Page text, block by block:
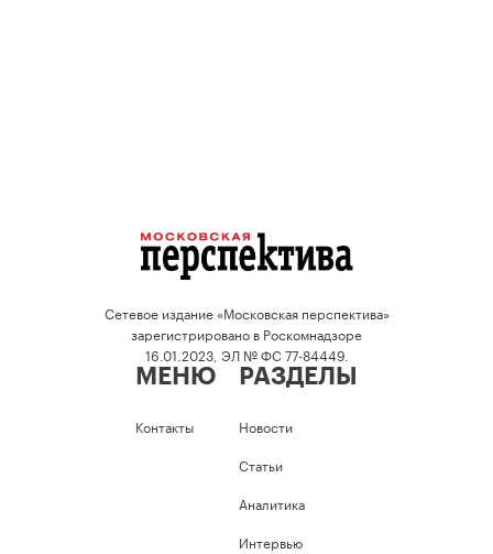
Сетевое издание «Московская перспектива»
зарегистрировано в Роскомнадзоре
16.01.2023, ЭЛ № ФС 77-84449.
МЕНЮ
Контакты
РАЗДЕЛЫ
Новости
Статьи
Аналитика
Интервью